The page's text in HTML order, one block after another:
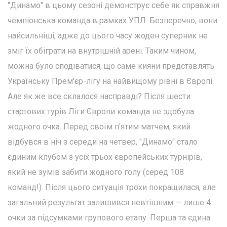
"Динамо" в цьому сезоні демонструє себе як справжня
чемпіонська команда в рамках УПЛ. Безперечно, вони
найсильніші, адже до цього часу жоден суперник не
зміг їх обіграти на внутрішній арені. Таким чином,
можна було сподіватися, що саме кияни представлять
Українську Прем'єр-лігу на найвищому рівні в Європі.
Але як же все склалося насправді? Після шести
стартових турів Ліги Європи команда не здобула
жодного очка. Перед своїм п'ятим матчем, який
відбувся в ніч з середи на четвер, "Динамо" стало
єдиним клубом з усіх трьох європейських турнірів,
який не зумів забити жодного голу (серед 108
команд!). Після цього ситуація трохи покращилася, але
загальний результат залишився невтішним — лише 4
очки за підсумками групового етапу. Перша та єдина